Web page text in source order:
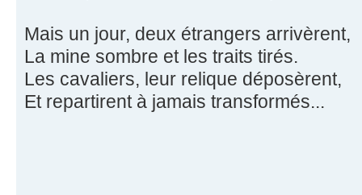
Mais un jour, deux étrangers arrivèrent,
La mine sombre et les traits tirés.
Les cavaliers, leur relique déposèrent,
Et repartirent à jamais transformés...